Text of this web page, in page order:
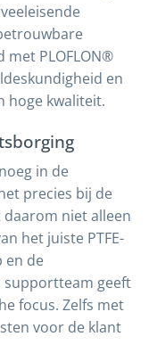
PLOFLON®
en
hoge kwaliteit.
in de
precies bij de
daarom niet alleen
het juiste PTFE-
en de
supportteam geeft
focus. Zelfs met
voor de klant